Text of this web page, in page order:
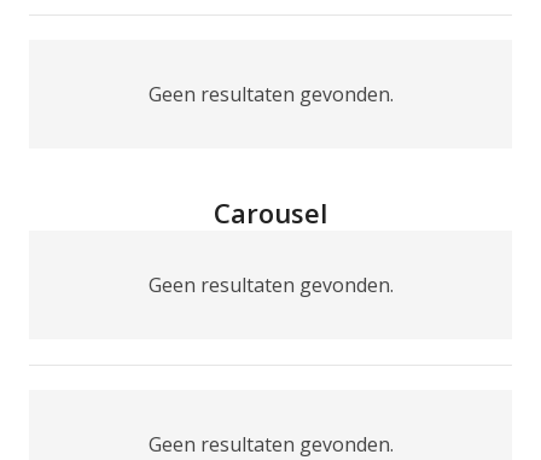
Geen resultaten gevonden.
Carousel
Geen resultaten gevonden.
Geen resultaten gevonden.